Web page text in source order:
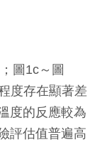
圖1c～圖
度存在顯著差
度的反應較為
評估值普遍高